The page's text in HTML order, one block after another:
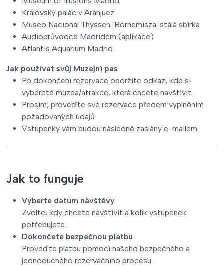
Královský palác v Aranjuez
Museo Nacional Thyssen-Bornemisza: stálá sbírka
Audioprůvodce Madridem (aplikace)
Atlantis Aquarium Madrid
Jak používat svůj Muzejní pas
Po dokončení rezervace obdržíte odkaz, kde si
vyberete muzea/atrakce, která chcete navštívit.
Prosím, proveďte své rezervace předem vyplněním
požadovaných údajů.
Vstupenky vám budou následně zaslány e-mailem.
Jak to funguje
Vyberte datum návštěvy
Zvolte, kdy chcete navštívit a kolik vstupenek
potřebujete.
Dokončete bezpečnou platbu
Proveďte platbu pomocí našeho bezpečného a
jednoduchého rezervačního procesu.